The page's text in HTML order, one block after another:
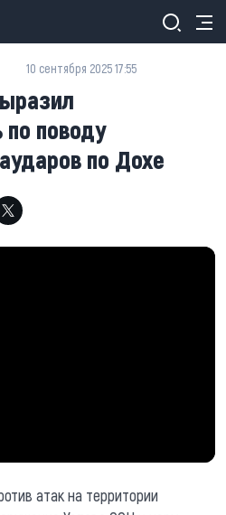
10 сентября 2025 17:55
по поводу
по Дохе
атак на территории